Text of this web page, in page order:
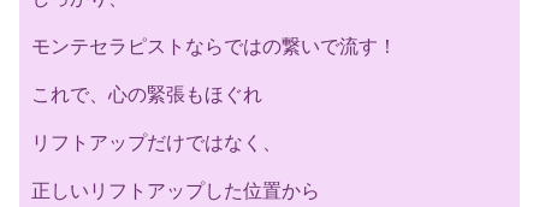
モンテセラピストならではの繋いで流す！
これで、心の緊張もほぐれ
リフトアップだけではなく、
正しいリフトアップした位置から